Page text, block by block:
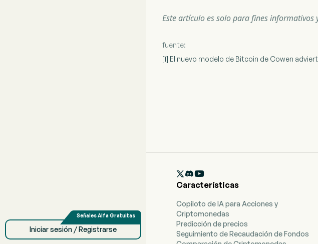
Iniciar sesión / Registrarse
Este artículo es solo para fines informativos
fuente:
[1] El nuevo modelo de Bitcoin de Cowen

Características
Copiloto de IA para Acciones y
Criptomonedas
Predicción de precios
Seguimiento de Recaudación de Fondos